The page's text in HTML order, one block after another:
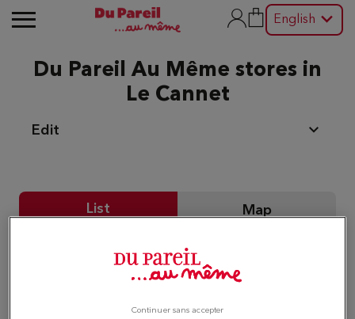
English
Du Pareil Au Même stores in
Le Cannet
Edit
List Map
Du Pareil au même CANNES
Continuer sans accepter